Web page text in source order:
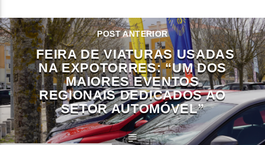
POST ANTERIOR
FEIRA DE VIATURAS USADAS
NA EXPOTORRES: “UM DOS
MAIORES EVENTOS
REGIONAIS DEDICADOS AO
SETOR AUTOMÓVEL”